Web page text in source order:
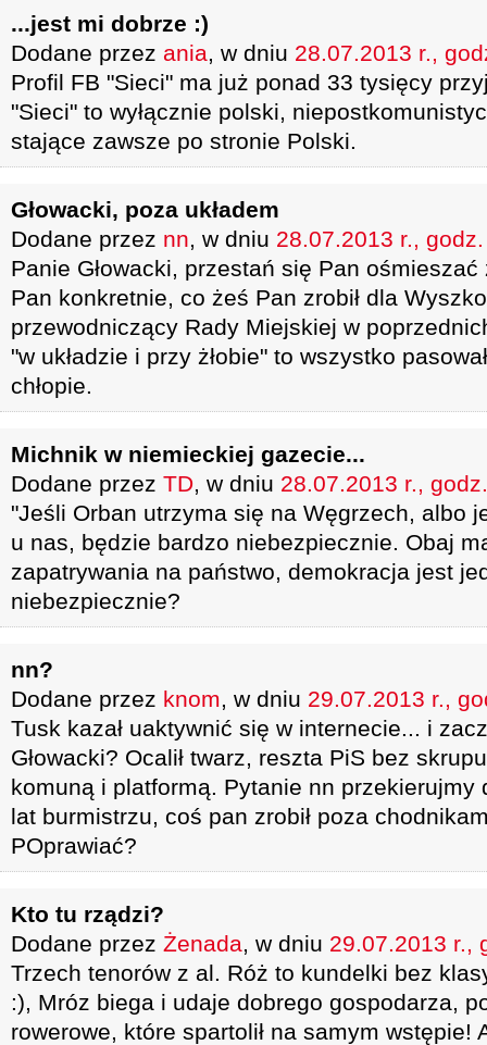
...jest mi dobrze :)
Dodane przez ania, w dniu 28.07.2013 r.,
Profil FB "Sieci" ma już ponad 33 tysięcy
"Sieci" to wyłącznie polski,
stające zawsze po stronie Polski.
Głowacki, poza układem
Dodane przez nn, w dniu 28.07.2013 r.,
Panie Głowacki, przestań się Pan
Pan konkretnie, co żeś Pan zrobił dla
przewodniczący Rady Miejskiej w
"w układzie i przy żłobie" to wszystko
chłopie.
Michnik w niemieckiej gazecie...
Dodane przez TD, w dniu 28.07.2013 r.,
"Jeśli Orban utrzyma się na Węgrzech, albo
u nas, będzie bardzo niebezpiecznie. Obaj
zapatrywania na państwo, demokracja jest
niebezpiecznie?
nn?
Dodane przez knom, w dniu 29.07.2013 r.,
Tusk kazał uaktywnić się w internecie... i
Głowacki? Ocalił twarz, reszta PiS bez
komuną i platformą. Pytanie nn przekierujmy
lat burmistrzu, coś pan zrobił poza
POprawiać?
Kto tu rządzi?
Dodane przez Żenada, w dniu 29.07.2013 r.,
Trzech tenorów z al. Róż to kundelki bez
:), Mróz biega i udaje dobrego gospodarza,
rowerowe, które spartolił na samym wstępie!